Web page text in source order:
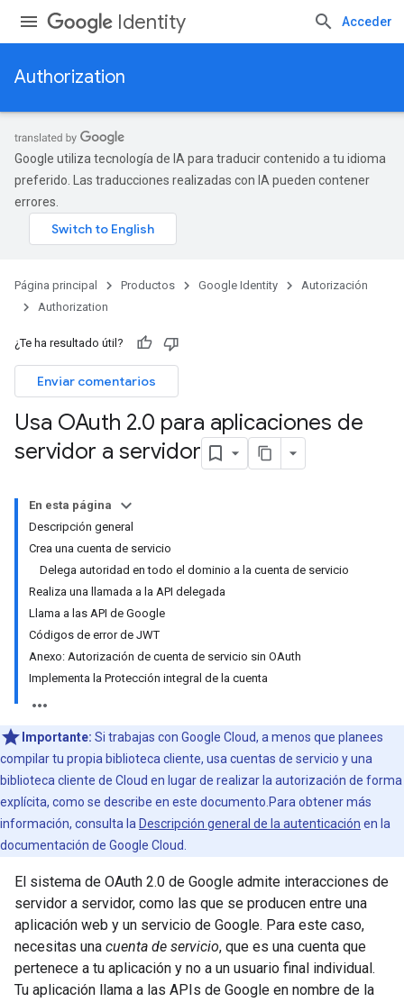
Identity Acceder
Authorization
Google utiliza tecnología de IA para traducir contenido a tu idioma
preferido. Las traducciones realizadas con IA pueden contener
errores.
Página principal Productos Google Identity
Autorización
Authorization
¿Te ha resultado útil?
Enviar comentarios
Usa OAuth 2.0 para aplicaciones de
servidor a servidor
En esta página
Descripción general
Crea una cuenta de servicio
Delega autoridad en todo el dominio a la cuenta de servicio
Realiza una llamada a la API delegada
Llama a las API de Google
Códigos de error de JWT
Anexo: Autorización de cuenta de servicio sin OAuth
Implementa la Protección integral de la cuenta
Importante: Si trabajas con Google Cloud, a menos que planees
compilar tu propia biblioteca cliente, usa cuentas de servicio y una
biblioteca cliente de Cloud en lugar de realizar la autorización de forma
explícita, como se describe en este documento.Para obtener más
información, consulta la Descripción general de la autenticación en la
documentación de Google Cloud.
El sistema de OAuth 2.0 de Google admite interacciones de
servidor a servidor, como las que se producen entre una
aplicación web y un servicio de Google. Para este caso,
necesitas una cuenta de servicio, que es una cuenta que
pertenece a tu aplicación y no a un usuario final individual.
Tu aplicación llama a las APIs de Google en nombre de la